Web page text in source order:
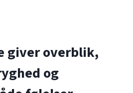
giver overblik,
og